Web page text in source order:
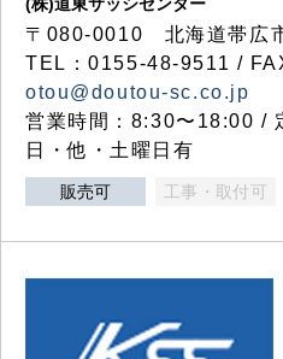
〒080-0010 北海道帯広
TEL：0155-48-9511 /
otou@doutou-sc.co.jp
営業時間：8:30〜18:00 /
日・他・土曜日有
販売可 工事・取付可